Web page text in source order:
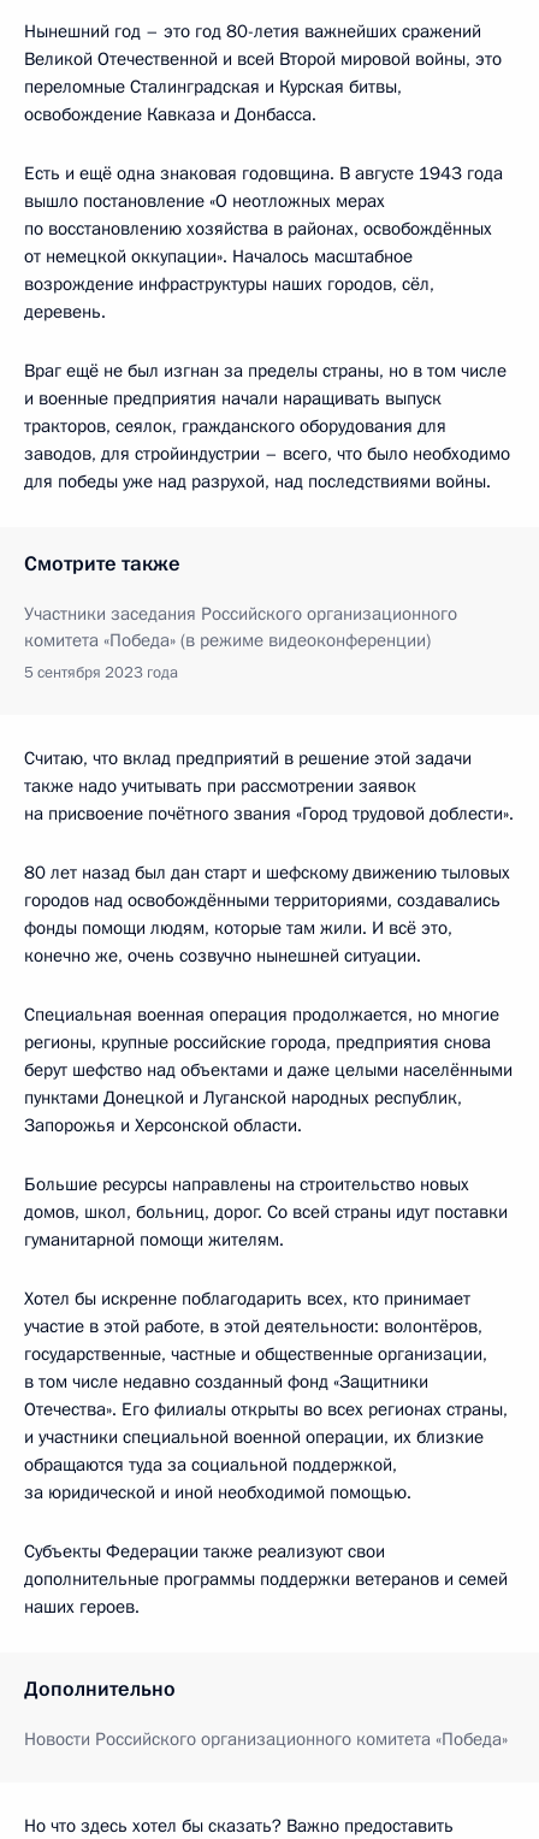
Нынешний год – это год 80-летия важнейших сражений
Великой Отечественной и всей Второй мировой войны, это
переломные Сталинградская и Курская битвы,
освобождение Кавказа и Донбасса.
Есть и ещё одна знаковая годовщина. В августе 1943 года
вышло постановление «О неотложных мерах
по восстановлению хозяйства в районах, освобождённых
от немецкой оккупации». Началось масштабное
возрождение инфраструктуры наших городов, сёл,
деревень.
Враг ещё не был изгнан за пределы страны, но в том числе
и военные предприятия начали наращивать выпуск
тракторов, сеялок, гражданского оборудования для
заводов, для стройиндустрии – всего, что было необходимо
для победы уже над разрухой, над последствиями войны.
Смотрите также
Участники заседания Российского организационного
комитета «Победа» (в режиме видеоконференции)
5 сентября 2023 года
Считаю, что вклад предприятий в решение этой задачи
также надо учитывать при рассмотрении заявок
на присвоение почётного звания «Город трудовой доблести».
80 лет назад был дан старт и шефскому движению тыловых
городов над освобождёнными территориями, создавались
фонды помощи людям, которые там жили. И всё это,
конечно же, очень созвучно нынешней ситуации.
Специальная военная операция продолжается, но многие
регионы, крупные российские города, предприятия снова
берут шефство над объектами и даже целыми населёнными
пунктами Донецкой и Луганской народных республик,
Запорожья и Херсонской области.
Большие ресурсы направлены на строительство новых
домов, школ, больниц, дорог. Со всей страны идут поставки
гуманитарной помощи жителям.
Хотел бы искренне поблагодарить всех, кто принимает
участие в этой работе, в этой деятельности: волонтёров,
государственные, частные и общественные организации,
в том числе недавно созданный фонд «Защитники
Отечества». Его филиалы открыты во всех регионах страны,
и участники специальной военной операции, их близкие
обращаются туда за социальной поддержкой,
за юридической и иной необходимой помощью.
Субъекты Федерации также реализуют свои
дополнительные программы поддержки ветеранов и семей
наших героев.
Дополнительно
Новости Российского организационного комитета «Победа»
Но что здесь хотел бы сказать? Важно предоставить